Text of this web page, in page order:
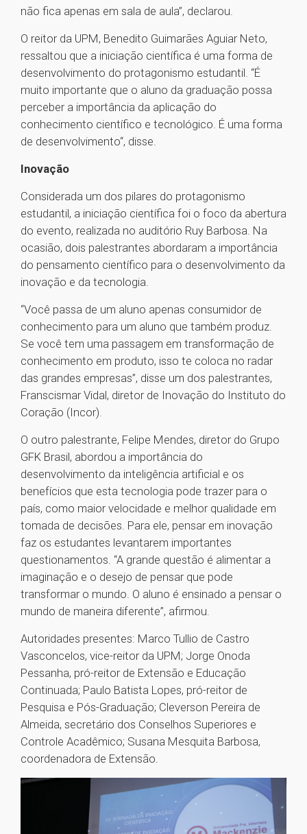
não fica apenas em sala de aula”, declarou.
O reitor da UPM, Benedito Guimarães Aguiar Neto,
ressaltou que a iniciação científica é uma forma de
desenvolvimento do protagonismo estudantil. “É
muito importante que o aluno da graduação possa
perceber a importância da aplicação do
conhecimento científico e tecnológico. É uma forma
de desenvolvimento“, disse.
Inovação
Considerada um dos pilares do protagonismo
estudantil, a iniciação científica foi o foco da abertura
do evento, realizada no auditório Ruy Barbosa. Na
ocasião, dois palestrantes abordaram a importância
do pensamento científico para o desenvolvimento da
inovação e da tecnologia.
“Você passa de um aluno apenas consumidor de
conhecimento para um aluno que também produz.
Se você tem uma passagem em transformação de
conhecimento em produto, isso te coloca no radar
das grandes empresas”, disse um dos palestrantes,
Franscismar Vidal, diretor de Inovação do Instituto do
Coração (Incor).
O outro palestrante, Felipe Mendes, diretor do Grupo
GFK Brasil, abordou a importância do
desenvolvimento da inteligência artificial e os
benefícios que esta tecnologia pode trazer para o
país, como maior velocidade e melhor qualidade em
tomada de decisões. Para ele, pensar em inovação
faz os estudantes levantarem importantes
questionamentos. “A grande questão é alimentar a
imaginação e o desejo de pensar que pode
transformar o mundo. O aluno é ensinado a pensar o
mundo de maneira diferente”, afirmou.
Autoridades presentes: Marco Tullio de Castro
Vasconcelos, vice-reitor da UPM; Jorge Onoda
Pessanha, pró-reitor de Extensão e Educação
Continuada; Paulo Batista Lopes, pró-reitor de
Pesquisa e Pós-Graduação; Cleverson Pereira de
Almeida, secretário dos Conselhos Superiores e
Controle Acadêmico; Susana Mesquita Barbosa,
coordenadora de Extensão.